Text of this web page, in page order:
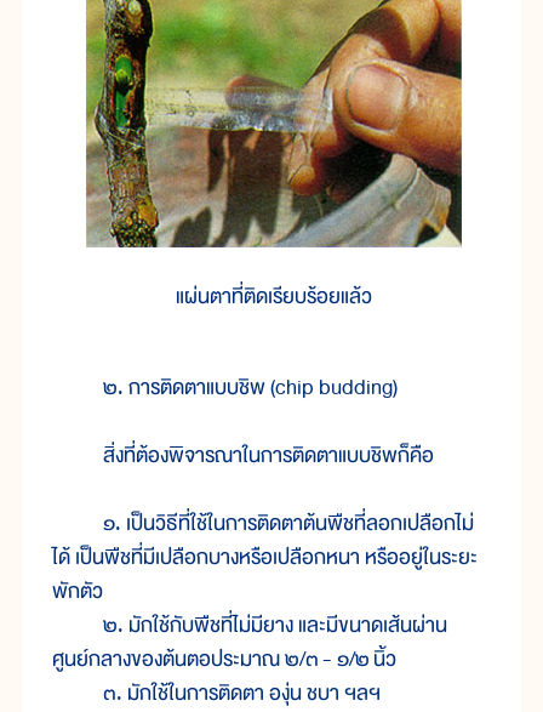
แผ่นตาที่ติดเรียบร้อยแล้ว
๒. การติดตาแบบชิพ (chip budding)
สิ่งที่ต้องพิจารณาในการติดตาแบบชิพก็คือ
๑. เป็นวิธีที่ใช้ในการติดตาต้นพืชที่ลอกเปลือกไม่
ได้ เป็นพืชที่มีเปลือกบางหรือเปลือกหนา หรืออยู่ในระยะ
พักตัว
๒. มักใช้กับพืชที่ไม่มียาง และมีขนาดเส้นผ่าน
ศูนย์กลางของต้นตอประมาณ ๒/๓- ๑/๒นิ้ว
๓. มักใช้ในการติดตา องุ่น ชบา ฯลฯ